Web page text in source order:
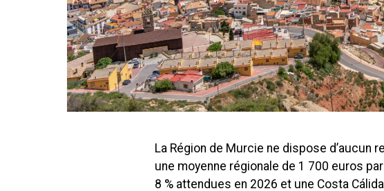
La Région de Murcie ne dispose d’aucun
une moyenne régionale de 1 700 euros
8 % attendues en 2026 et une Costa